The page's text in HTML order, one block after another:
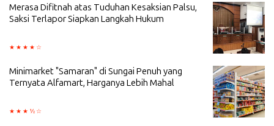
Merasa Difitnah atas Tuduhan Kesaksian Palsu,
Saksi Terlapor Siapkan Langkah Hukum
Minimarket "Samaran" di Sungai Penuh yang
Ternyata Alfamart, Harganya Lebih Mahal